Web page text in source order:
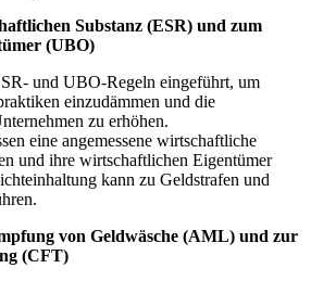
Substanz (ESR) und zum
(UBO)
und UBO-Regeln eingeführt, um
einzudämmen und die
zu erhöhen.
eine angemessene wirtschaftliche
und ihre wirtschaftlichen Eigentümer
kann zu Geldstrafen und
von Geldwäsche (AML) und zur
(CFT)